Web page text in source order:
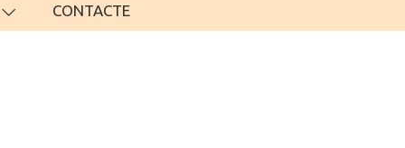
CONTACTE